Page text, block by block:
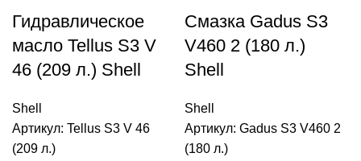
Гидравлическое
масло Tellus S3 V
46 (209 л.) Shell
Shell
Артикул: Tellus S3 V 46
(209 л.)
Смазка Gadus S3
V460 2 (180 л.)
Shell
Shell
Артикул: Gadus S3 V460 2
(180 л.)